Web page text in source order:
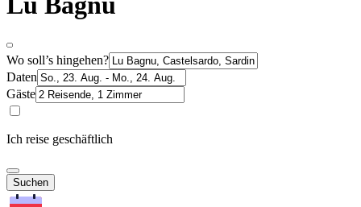
Wo soll’s hingehen?
Daten
Gäste
Ich reise geschäftlich
Suchen